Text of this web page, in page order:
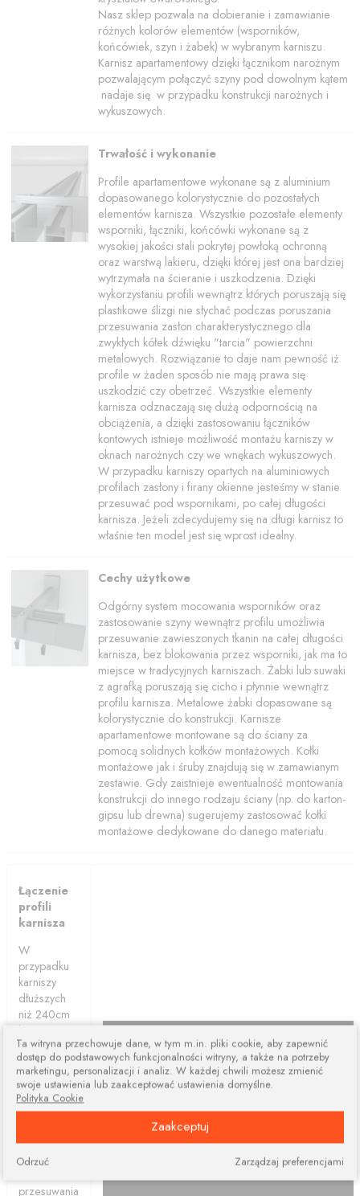
Nasz sklep pozwala na dobieranie i zamawianie
różnych kolorów elementów (wsporników,
końcówiek, szyn i żabek) w wybranym karniszu.
Karnisz apartamentowy dzięki łącznikom narożnym
pozwalającym połączyć szyny pod dowolnym kątem
nadaje się w przypadku konstrukcji narożnych i
wykuszowych.
Trwałość i wykonanie
Profile apartamentowe wykonane są z aluminium
dopasowanego kolorystycznie do pozostałych
elementów karnisza. Wszystkie pozostałe elementy
wsporniki, łączniki, końcówki wykonane są z
wysokiej jakości stali pokrytej powłoką ochronną
oraz warstwą lakieru, dzięki której jest ona bardziej
wytrzymała na ścieranie i uszkodzenia. Dzięki
wykorzystaniu profili wewnątrz których poruszają się
plastikowe ślizgi nie słychać podczas poruszania
przesuwania zasłon charakterystycznego dla
zwykłych kółek dźwięku "tarcia" powierzchni
metalowych. Rozwiązanie to daje nam pewność iż
profile w żaden sposób nie mają prawa się
uszkodzić czy obetrzeć. Wszystkie elementy
karnisza odznaczają się dużą odpornością na
obciążenia, a dzięki zastosowaniu łączników
kontowych istnieje możliwość montażu karniszy w
oknach narożnych czy we wnękach wykuszowych.
W przypadku karniszy opartych na aluminiowych
profilach zasłony i firany okienne jesteśmy w stanie
przesuwać pod wspornikami, po całej długości
karnisza. Jeżeli zdecydujemy się na długi karnisz to
właśnie ten model jest się wprost idealny.
Cechy użytkowe
Odgórny system mocowania wsporników oraz
zastosowanie szyny wewnątrz profilu umożliwia
przesuwanie zawieszonych tkanin na całej długości
karnisza, bez blokowania przez wsporniki, jak ma to
miejsce w tradycyjnych karniszach. Żabki lub suwaki
z agrafką poruszają się cicho i płynnie wewnątrz
profilu karnisza. Metalowe żabki dopasowane są
kolorystycznie do konstrukcji. Karnisze
apartamentowe montowane są do ściany za
pomocą solidnych kołków montażowych. Kołki
montażowe jak i śruby znajdują się w zamawianym
zestawie. Gdy zaistnieje ewentualność montowania
konstrukcji do innego rodzaju ściany (np. do karton-
gipsu lub drewna) sugerujemy zastosować kołki
montażowe dedykowane do danego materiału.
Łączenie
profili
karnisza
W
przypadku
karniszy
dłuższych
niż 240cm
karnisze są
łączone z
dwóch lub
więcej
elementów.
Połączone
ciągle dają
nam
przesuwania
Ta witryna przechowuje dane, w tym m.in. pliki cookie, aby zapewnić
dostęp do podstawowych funkcjonalności witryny, a także na potrzeby
marketingu, personalizacji i analiz. W każdej chwili możesz zmienić
swoje ustawienia lub zaakceptować ustawienia domyślne.
Polityka Cookie
Zaakceptuj
Zarządzaj preferencjami
Odrzuć